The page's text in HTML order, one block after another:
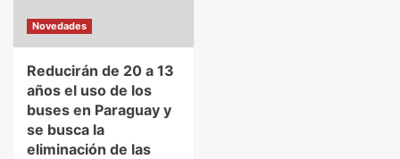
Novedades
Reducirán de 20 a 13
años el uso de los
buses en Paraguay y
se busca la
eliminación de las